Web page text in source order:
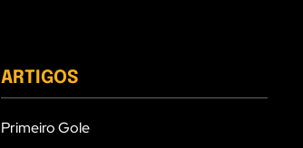
ARTIGOS
Primeiro Gole